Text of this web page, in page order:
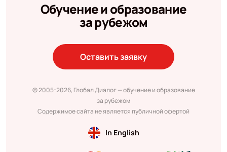
Обучение и образование
за рубежом
Оставить заявку
© 2005-2026, Глобал Диалог — обучение и образование
за рубежом
Содержимое сайта не является публичной офертой
In English